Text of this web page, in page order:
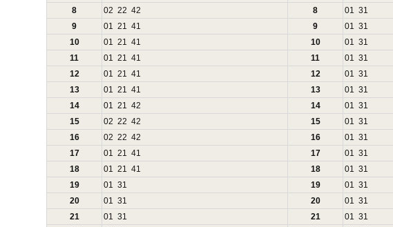
8
02 22 42 8 01 31
9
01 21 41 9 01 31
10
01 21 41 10 01 31
11
01 21 41 11 01 31
12
01 21 41 12 01 31
13
01 21 41 13 01 31
14
01 21 42 14 01 31
15
02 22 42 15 01 31
16
02 22 42 16 01 31
17
01 21 41 17 01 31
18
01 21 41 18 01 31
19
01 31 19 01 31
20
01 31 20 01 31
21
01 31 21 01 31